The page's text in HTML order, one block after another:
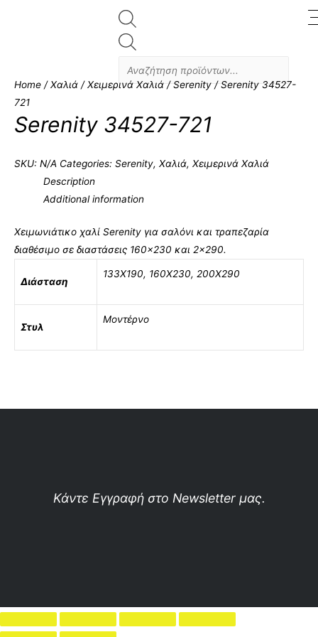
Home /Χαλιά /Χειμερινά Χαλιά /Serenity / Serenity 34527-
721
Serenity 34527-721
SKU: N/A Categories: Serenity, Χαλιά, Χειμερινά Χαλιά
Description
Additional information
Χειμωνιάτικο χαλί Serenity για σαλόνι και τραπεζαρία
διαθέσιμο σε διαστάσεις 160×230 και 2×290.
Διάσταση
133Χ190, 160X230, 200X290
Στυλ
Μοντέρνο
Κάντε Εγγραφή στο Newsletter μας.